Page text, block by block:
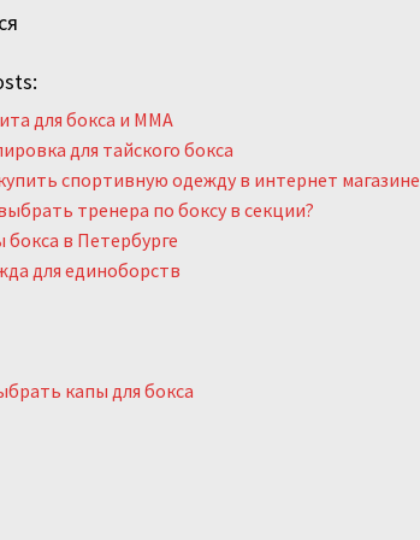
для бокса и ММА
для тайского бокса
спортивную одежду в интернет магазине
тренера по боксу в секции?
бокса в Петербурге
для единоборств
капы для бокса